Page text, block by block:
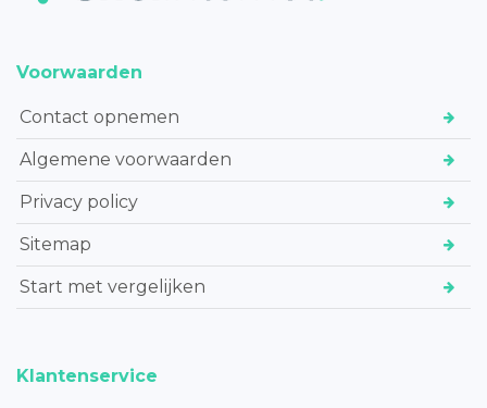
Voorwaarden
Contact opnemen
Algemene voorwaarden
Privacy policy
Sitemap
Start met vergelijken
Klantenservice